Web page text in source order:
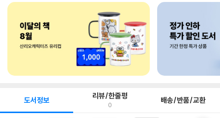
도서정보 리뷰/한줄평
0 배송/반품/교환